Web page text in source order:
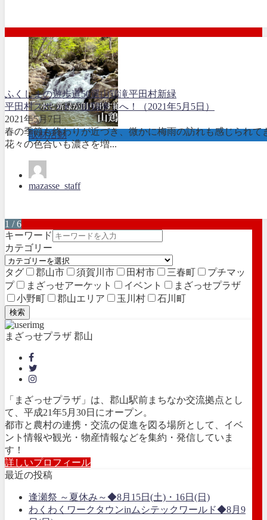
取材活動
ふくしまの遊歩道50選山鶏滝平田村新緑
平田村スポット「山鶏滝」へ！（2021年5月5日）
2021年5月7日
春の季節も終わりが近づき、微かに梅雨の訪れも感じられ
花々の色合いも濃さを増...
mazasse_staff
1 / 6
キーワード
カテゴリー
タグ 郡山市 須賀川市 田村市 三春町
プチマッ
プ
まざっせアーケット イベント
まざっせプラザ
小野町
郡山エリア 玉川村 石川町
検索
まざっせプラザ 郡山
「まざっせプラザ」は、郡山駅前まちなか交流拠点とし
て、平成21年5月30日にオープン。
都市と農村の連携・交流の促進を図る場所として、イベ
ント情報や観光・物産情報などを集約・発信していま
す！
詳しいプロフィール
最近の投稿
逢瀬祭 ～夏休み～◆8月15日(土)・16日(日)
わくわくワークタウンinムシテックワールド◆8月9